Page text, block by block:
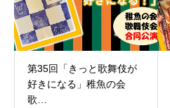
第35回「きっと歌舞伎が
好きになる」稚魚の会
歌…